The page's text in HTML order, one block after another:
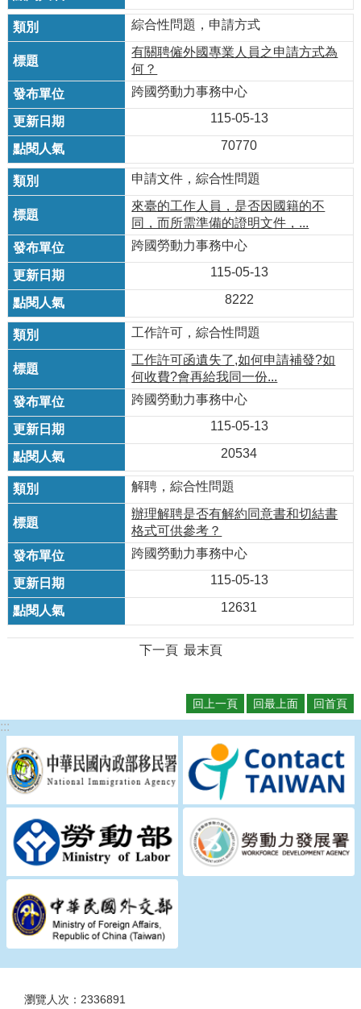
綜合性問題，申請方式
有關聘僱外國專業人員之申請方式為
何？
跨國勞動力事務中心
115-05-13
70770
申請文件，綜合性問題
來臺的工作人員，是否因國籍的不
同，而所需準備的證明文件，...
跨國勞動力事務中心
115-05-13
8222
工作許可，綜合性問題
工作許可函遺失了,如何申請補發?如
何收費?會再給我同一份...
跨國勞動力事務中心
115-05-13
20534
解聘，綜合性問題
辦理解聘是否有解約同意書和切結書
格式可供參考？
跨國勞動力事務中心
115-05-13
12631
下一頁 最末頁
回上一頁 回最上面 回首頁
:::
瀏覽人次：2336891